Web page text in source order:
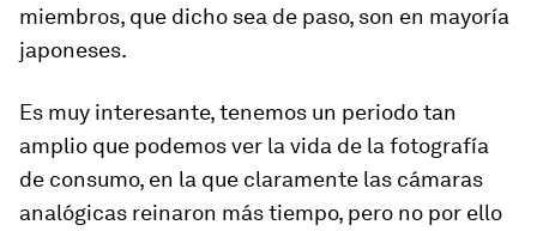
miembros, que dicho sea de paso, son en mayoría
japoneses.
Es muy interesante, tenemos un periodo tan
amplio que podemos ver la vida de la fotografía
de consumo, en la que claramente las cámaras
analógicas reinaron más tiempo, pero no por ello